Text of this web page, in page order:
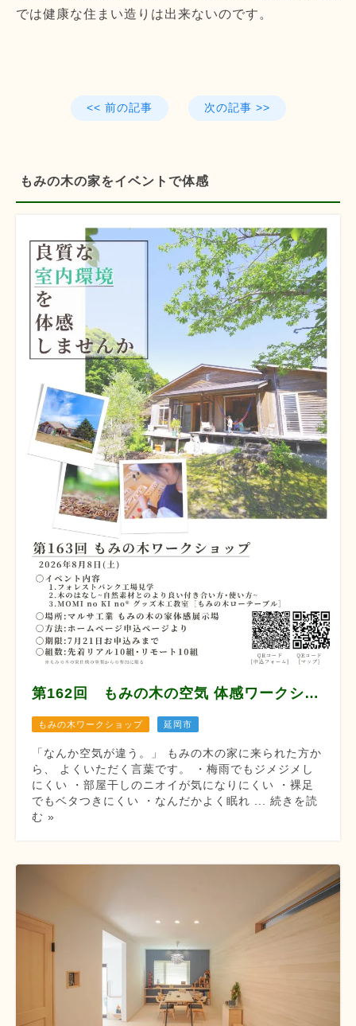
では健康な住まい造りは出来ないのです。
<< 前の記事 次の記事 >>
もみの木の家をイベントで体感
第162回 もみの木の空気 体感ワークショップ
もみの木ワークショップ 延岡市
「なんか空気が違う。」 もみの木の家に来られた方か
ら、 よくいただく言葉です。 ・梅雨でもジメジメし
にくい ・部屋干しのニオイが気になりにくい ・裸足
でもベタつきにくい ・なんだかよく眠れ ... 続きを読
む »